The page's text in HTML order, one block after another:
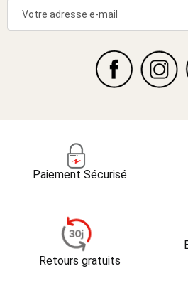
Paiement Sécurisé
Retours gratuits